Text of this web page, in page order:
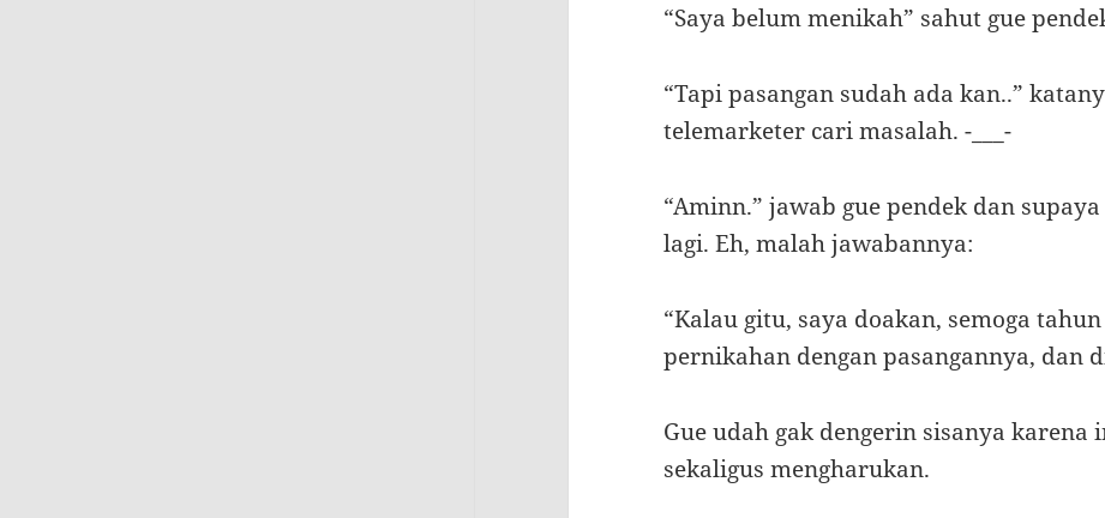
“Saya belum menikah” sahut gue
“Tapi pasangan sudah ada kan..”
telemarketer cari masalah. -___-
“Aminn.” jawab gue pendek dan
lagi. Eh, malah jawabannya:
“Kalau gitu, saya doakan, semoga
pernikahan dengan pasangannya, dan
Gue udah gak dengerin sisanya karena
sekaligus mengharukan.